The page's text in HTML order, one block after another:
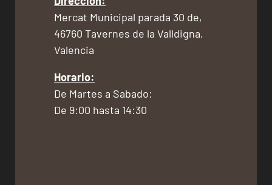
Mercat Municipal parada 30 de,
46760 Tavernes de la Valldigna,
Valencia
Horario:
De Martes a Sabado:
De 9:00 hasta 14:30